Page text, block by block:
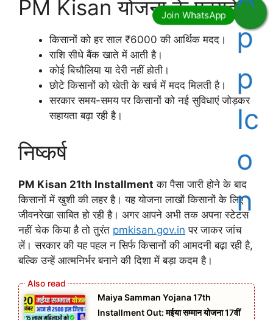
PM Kisan योजना के फायदे
किसानों को हर साल ₹6000 की आर्थिक मदद।
राशि सीधे बैंक खाते में आती है।
कोई बिचौलिया या देरी नहीं होती।
छोटे किसानों को खेती के खर्च में मदद मिलती है।
सरकार समय-समय पर किसानों को नई सुविधाएं जोड़कर
सहायता बढ़ा रही है।
निष्कर्ष
PM Kisan 21th Installment का पैसा जारी होने के बाद
किसानों में खुशी की लहर है। यह योजना लाखों किसानों के लिए
जीवनरेखा साबित हो रही है। अगर आपने अभी तक अपना स्टेटस
नहीं चेक किया है तो तुरंत pmkisan.gov.in पर जाकर जांच
लें। सरकार की यह पहल न सिर्फ किसानों की आमदनी बढ़ा रही है,
बल्कि उन्हें आत्मनिर्भर बनाने की दिशा में बड़ा कदम है।
Maiya Samman Yojana 17th
Installment Out: मईया सम्मान योजना 17वीं